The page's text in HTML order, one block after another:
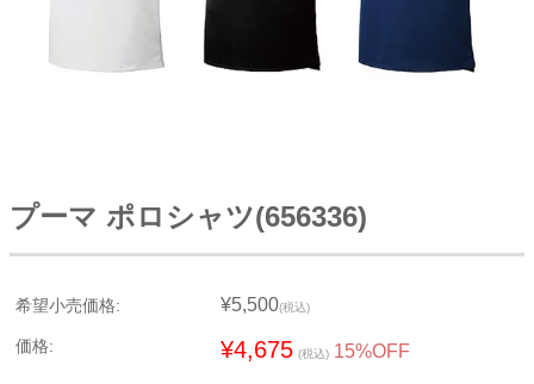
プーマ ポロシャツ(656336)
希望小売価格: ¥5,500(税込)
価格: ¥4,675 (税込) 15%OFF